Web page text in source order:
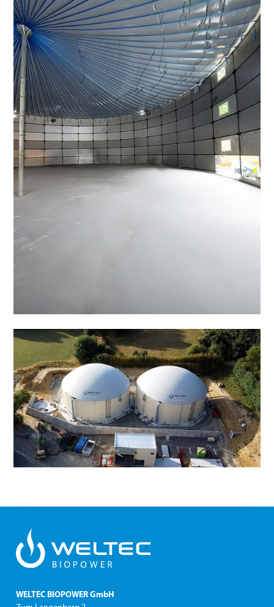
WELTEC BIOPOWER GmbH